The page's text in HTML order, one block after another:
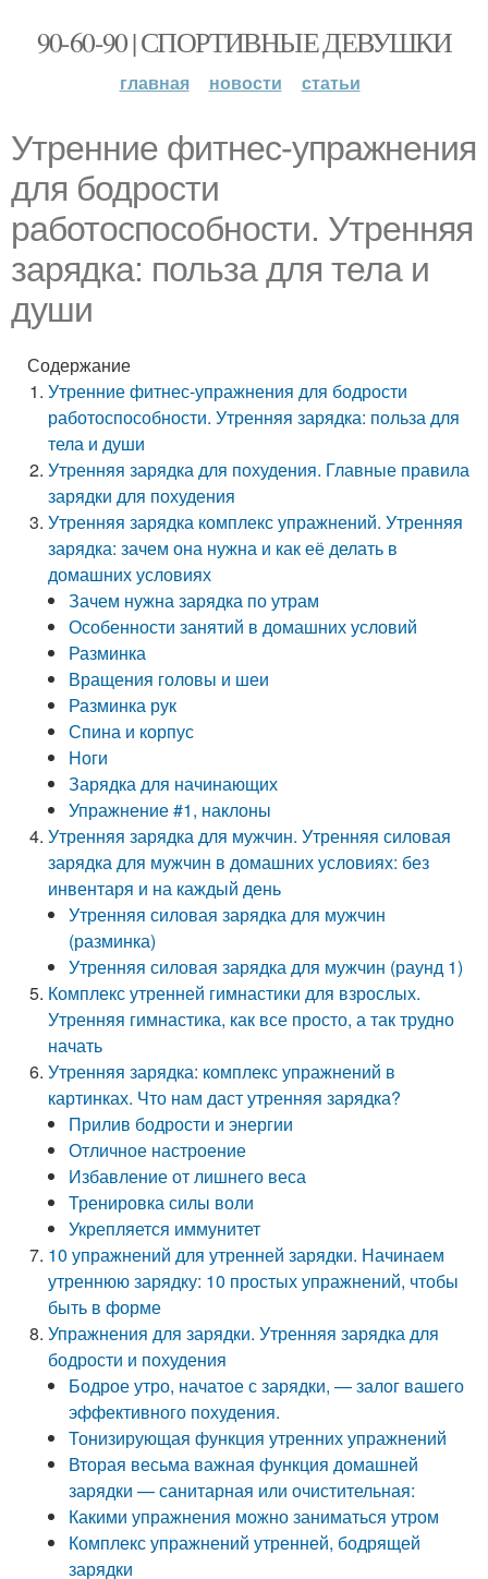
90-60-90 | СПОРТИВНЫЕ ДЕВУШКИ
главная новости статьи
Утренние фитнес-упражнения
для бодрости
работоспособности. Утренняя
зарядка: польза для тела и
души
Содержание
Утренние фитнес-упражнения для бодрости
работоспособности. Утренняя зарядка: польза для
тела и души
Утренняя зарядка для похудения. Главные правила
зарядки для похудения
Утренняя зарядка комплекс упражнений. Утренняя
зарядка: зачем она нужна и как её делать в
домашних условиях
Зачем нужна зарядка по утрам
Особенности занятий в домашних условий
Разминка
Вращения головы и шеи
Разминка рук
Спина и корпус
Ноги
Зарядка для начинающих
Упражнение #1, наклоны
Утренняя зарядка для мужчин. Утренняя силовая
зарядка для мужчин в домашних условиях: без
инвентаря и на каждый день
Утренняя силовая зарядка для мужчин
(разминка)
Утренняя силовая зарядка для мужчин (раунд 1)
Комплекс утренней гимнастики для взрослых.
Утренняя гимнастика, как все просто, а так трудно
начать
Утренняя зарядка: комплекс упражнений в
картинках. Что нам даст утренняя зарядка?
Прилив бодрости и энергии
Отличное настроение
Избавление от лишнего веса
Тренировка силы воли
Укрепляется иммунитет
10 упражнений для утренней зарядки. Начинаем
утреннюю зарядку: 10 простых упражнений, чтобы
быть в форме
Упражнения для зарядки. Утренняя зарядка для
бодрости и похудения
Бодрое утро, начатое с зарядки, — залог вашего
эффективного похудения.
Тонизирующая функция утренних упражнений
Вторая весьма важная функция домашней
зарядки — санитарная или очистительная:
Какими упражнения можно заниматься утром
Комплекс упражнений утренней, бодрящей
зарядки